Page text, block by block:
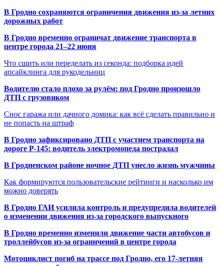
В Гродно сохраняются ограничения движения из-за летних
дорожных работ
В Гродно временно ограничат движение транспорта в
центре города 21–22 июня
Что сшить или переделать из секонда: подборка идей
апсайклинга для рукодельниц
Водителю стало плохо за рулём: под Гродно произошло
ДТП с грузовиком
Снос гаража или дачного домика: как всё сделать правильно и
не попасть на штраф
В Гродно зафиксировано ДТП с участием транспорта на
дороге Р-145: водитель электромопеда пострадал
В Гродненском районе ночное ДТП унесло жизнь мужчины
Как формируются пользовательские рейтинги и насколько им
можно доверять
В Гродно ГАИ усилила контроль и предупредила водителей
о изменении движения из-за городского выпускного
В Гродно временно изменили движение части автобусов и
троллейбусов из-за ограничений в центре города
Мотоциклист погиб на трассе под Гродно, его 17-летняя